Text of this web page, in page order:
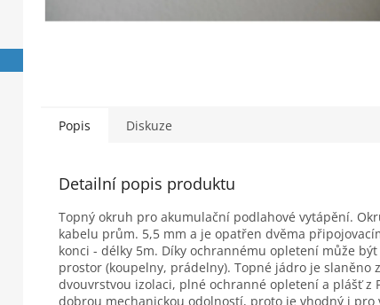
Popis Diskuze
Detailní popis produktu
Topný okruh pro akumulační podlahové vytápění.
kabelu prům. 5,5 mm a je opatřen dvěma
konci - délky 5m. Díky ochrannému opletení může
prostor (koupelny, prádelny). Topné jádro je slaněno
dvouvrstvou izolaci, plné ochranné opletení a plášť z
dobrou mechanickou odolností, proto je vhodný i pro